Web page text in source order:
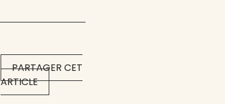
PARTAGER CET
ARTICLE